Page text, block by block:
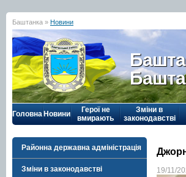
Баштанка » Новини
Головна Новини
Герої не
вмирають
Зміни в
законодавстві
Районна державна адміністрація
Зміни в законодавстві 19/11/